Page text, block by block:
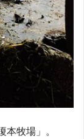
本牧場」。